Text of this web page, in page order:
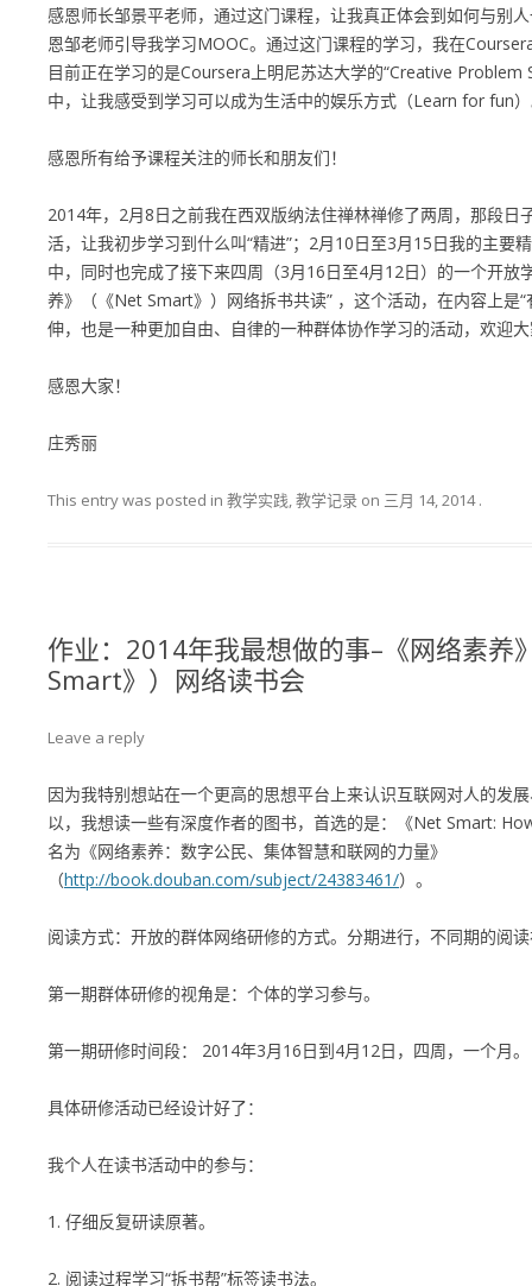
感恩师长邹景平老师，通过这门课程，让我真正体会到如何与别
恩邹老师引导我学习MOOC。通过这门课程的学习，我在
目前正在学习的是Coursera上明尼苏达大学的“Creative Problem
中，让我感受到学习可以成为生活中的娱乐方式（Learn for fun
感恩所有给予课程关注的师长和朋友们！
2014年，2月8日之前我在西双版纳法住禅林禅修了两周，那段日
活，让我初步学习到什么叫“精进”；2月10日至3月15日我的主要
中，同时也完成了接下来四周（3月16日至4月12日）的一个开放
养》（《Net Smart》）网络拆书共读” ，这个活动，在内容上是
伸，也是一种更加自由、自律的一种群体协作学习的活动，欢迎
感恩大家！
庄秀丽
This entry was posted in 教学实践, 教学记录 on 三月 14, 2014 .
作业：2014年我最想做的事–《网络素养
Smart》）网络读书会
Leave a reply
因为我特别想站在一个更高的思想平台上来认识互联网对人的发
以，我想读一些有深度作者的图书，首选的是：《Net Smart:
名为《网络素养：数字公民、集体智慧和联网的力量》
（http://book.douban.com/subject/24383461/）。
阅读方式：开放的群体网络研修的方式。分期进行，不同期的阅
第一期群体研修的视角是：个体的学习参与。
第一期研修时间段： 2014年3月16日到4月12日，四周，一个月。
具体研修活动已经设计好了：
我个人在读书活动中的参与：
1. 仔细反复研读原著。
2. 阅读过程学习“拆书帮”标签读书法。